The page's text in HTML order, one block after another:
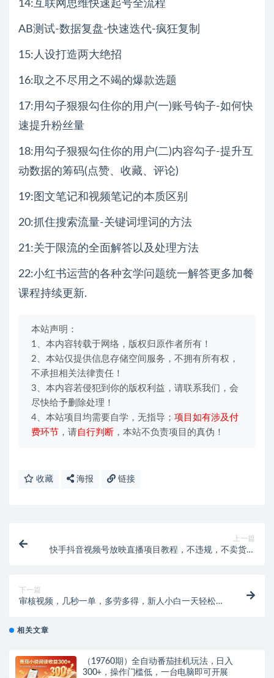
14:互联网思维快速起号全流程
AB测试-数据复盘-快速迭代-疯狂复制
15:人设打造两大绝招
16:取之不尽用之不竭的爆款选题
17:用勾子狠狠勾住你的用户(一)账号钩子-如何快
速提升粉丝量
18:用勾子狠狠勾住你的用户(二)内容勾子-提升互
动数据的筹码(点赞、收藏、评论)
19:图文笔记和视频笔记的本质区别
20:抓住搜索流量-关键词埋词的方法
21:关于限流的全面解答以及处理方法
22:小红书运营的各种玄学问题统一解答更多加餐
课程持续更新.
本站声明：
1、本内容转载于网络，版权归原作者所有！
2、本站仅提供信息存储空间服务，不拥有所有权，
不承担相关法律责任！
3、本内容若侵犯到你的版权利益，请联系我们，会
尽快给予删除处理！
4、本站项目均需要自学，无指导； 项目如有涉及付
费环节 ，请自行判断 ，本站不负责项目的真伪！
收藏 海报 链接
上一篇
快手抖音视频号放映直播项目教程，不违规，不卖货，
下一篇
审核视频，几秒一单，多劳多得，新人小白一天轻松
相关文章
（19760期）全自动番茄挂机玩法，日入
300+，操作门槛低，一台电脑即可开展